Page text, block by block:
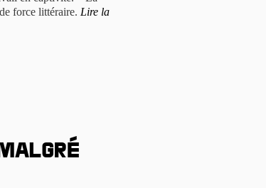
force littéraire. Lire la